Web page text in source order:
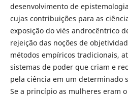
desenvolvimento de
cujas contribuições para as
exposição do viés androcêntrico
rejeição das noções de
métodos empíricos tradicionais,
sistemas de poder que criam e
pela ciência em um determinado
Se a princípio as mulheres eram